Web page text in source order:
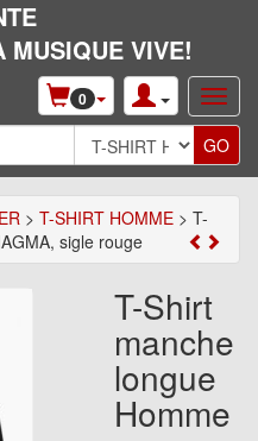
MUSIQUE VIVE!
0
> T-SHIRT HOMME > T-
sigle rouge
T-Shirt
manche
longue
Homme